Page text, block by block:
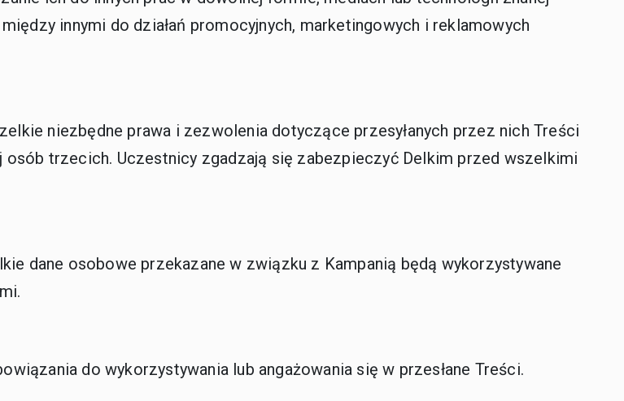
innymi do działań promocyjnych, marketingowych i reklamowych
niezbędne prawa i zezwolenia dotyczące przesyłanych przez nich Treści
osób trzecich. Uczestnicy zgadzają się zabezpieczyć Delkim przed wszelkimi
dane osobowe przekazane w związku z Kampanią będą wykorzystywane
do wykorzystywania lub angażowania się w przesłane Treści.